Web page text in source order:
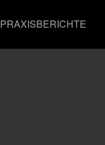
PRAXISBERICHTE